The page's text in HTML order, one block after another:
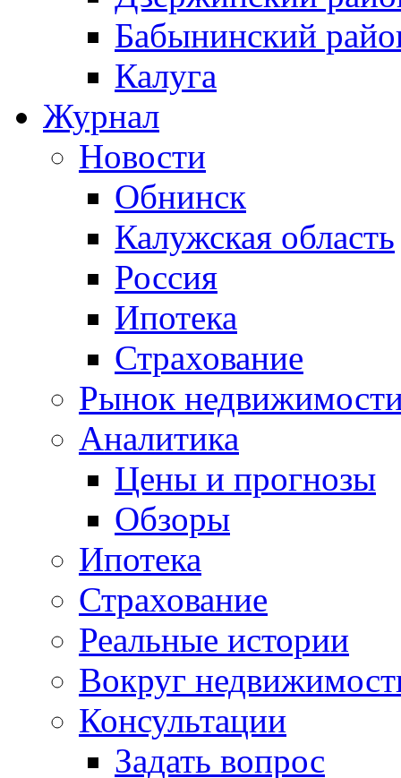
Бабынинский
Калуга
Журнал
Новости
Обнинск
Калужская область
Россия
Ипотека
Страхование
Рынок
Аналитика
Цены и прогнозы
Обзоры
Ипотека
Страхование
Реальные истории
Вокруг
Консультации
Задать вопрос